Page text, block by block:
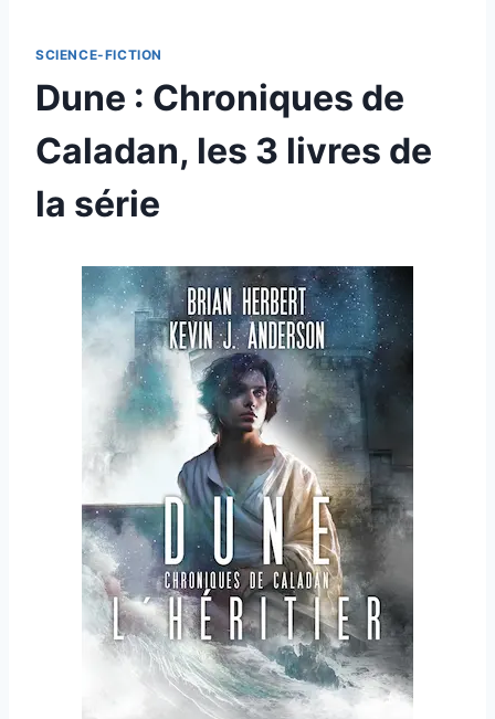
SCIENCE-FICTION
Dune : Chroniques de
Caladan, les 3 livres de
la série